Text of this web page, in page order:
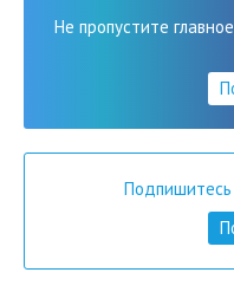
Не пропустите
Подпишитесь